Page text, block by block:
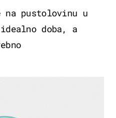
na pustolovinu u
doba, a